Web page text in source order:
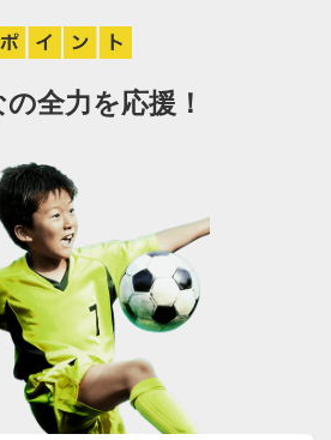
全力を応援！